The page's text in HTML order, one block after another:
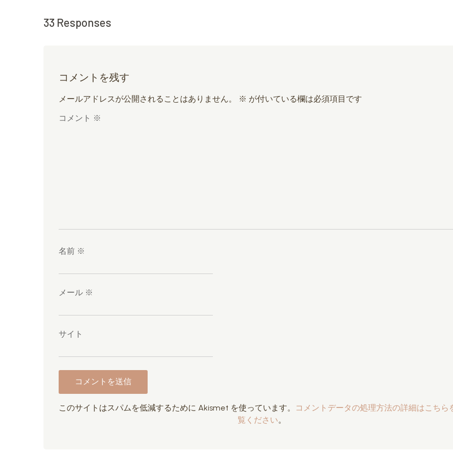
33 Responses
コメントを残す
メールアドレスが公開されることはありません。 ※ が付いている欄は必須項目です
コメント ※
名前 ※
メール ※
サイト
このサイトはスパムを低減するために Akismet を使っています。
コメントデータの処理方法の詳細はこちら
覧ください。